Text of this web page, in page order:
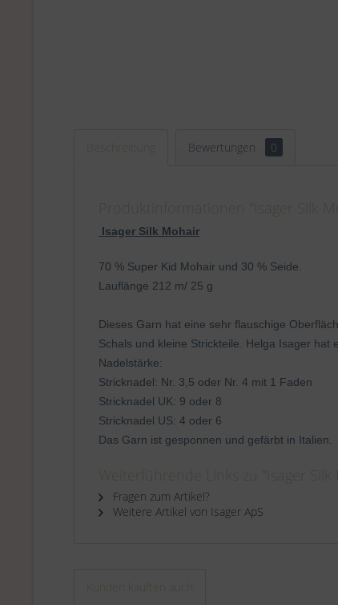
Bewertungen 0
Isager Silk Mohair
70 % Super Kid Mohair und 30 % Seide.
Lauflänge 212 m/ 25 g
Dieses Garn hat eine sehr flauschige
Schals und kleine Strickteile. Helga Isager hat
Nadelstärke:
Stricknadel: Nr. 3,5 oder Nr. 4 mit 1 Faden
Stricknadel UK: 9 oder 8
Stricknadel US: 4 oder 6
Das Garn ist gesponnen und gefärbt in Italien.
Fragen zum Artikel?
Weitere Artikel von Isager ApS